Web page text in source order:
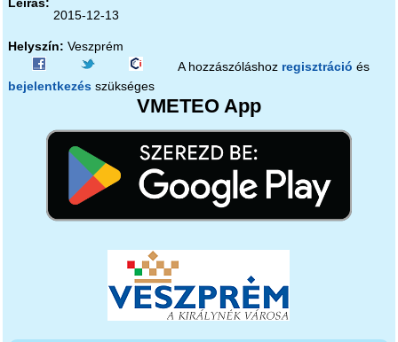
Leírás:
2015-12-13
Helyszín: Veszprém
A hozzászóláshoz regisztráció és
bejelentkezés szükséges
VMETEO App